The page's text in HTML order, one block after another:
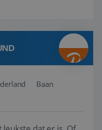
en wat er in de
droomreis te
Baan